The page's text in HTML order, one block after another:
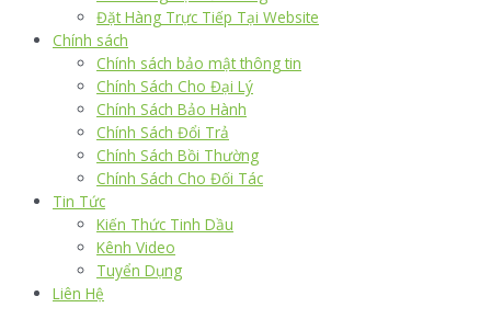
Đặt Hàng Trực Tiếp Tại Website
Chính sách
Chính sách bảo mật thông tin
Chính Sách Cho Đại Lý
Chính Sách Bảo Hành
Chính Sách Đổi Trả
Chính Sách Bồi Thường
Chính Sách Cho Đối Tác
Tin Tức
Kiến Thức Tinh Dầu
Kênh Video
Tuyển Dụng
Liên Hệ